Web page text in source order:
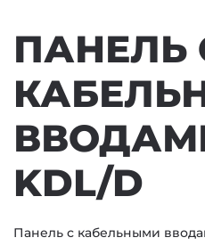
ПАНЕЛЬ
KDL/D
Панель с кабельными